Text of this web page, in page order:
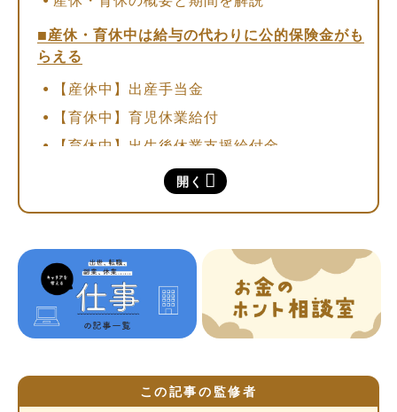
開く
産休・育休中は給与の代わりに公的保険金がも
らえる
【産休中】出産手当金
【育休中】育児休業給付
【育休中】出生後休業支援給付金
【時短勤務中】育児時短就業給付
分娩・入院費用は出産育児一時金で補おう
そのほかの産休・育休中の経済的支援
（1）社会保険料の免除
（3）医療費控除この記事の監修者